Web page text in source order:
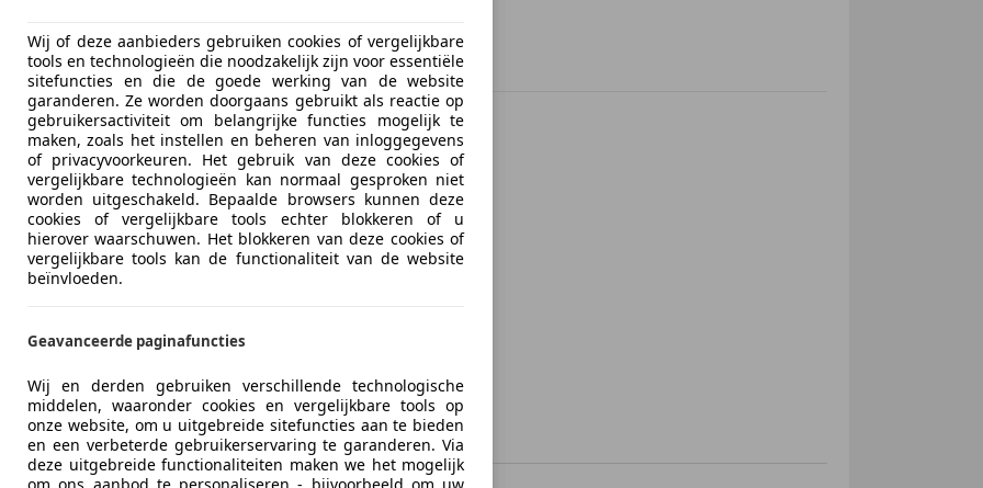
Jupiter 2
2685LR Poeldijk
0174213041
info@aadvanderburgbv.nl
www.aadvanderburgbv.nl
meer
Wij of deze aanbieders gebruiken cookies of vergelijkbare
tools en technologieën die noodzakelijk zijn voor essentiële
sitefuncties en die de goede werking van de website
garanderen. Ze worden doorgaans gebruikt als reactie op
gebruikersactiviteit om belangrijke functies mogelijk te
maken, zoals het instellen en beheren van inloggegevens
of privacyvoorkeuren. Het gebruik van deze cookies of
vergelijkbare technologieën kan normaal gesproken niet
worden uitgeschakeld. Bepaalde browsers kunnen deze
cookies of vergelijkbare tools echter blokkeren of u
hierover waarschuwen. Het blokkeren van deze cookies of
vergelijkbare tools kan de functionaliteit van de website
beïnvloeden.
Geavanceerde paginafuncties
Wij en derden gebruiken verschillende technologische
middelen, waaronder cookies en vergelijkbare tools op
onze website, om u uitgebreide sitefuncties aan te bieden
en een verbeterde gebruikerservaring te garanderen. Via
deze uitgebreide functionaliteiten maken we het mogelijk